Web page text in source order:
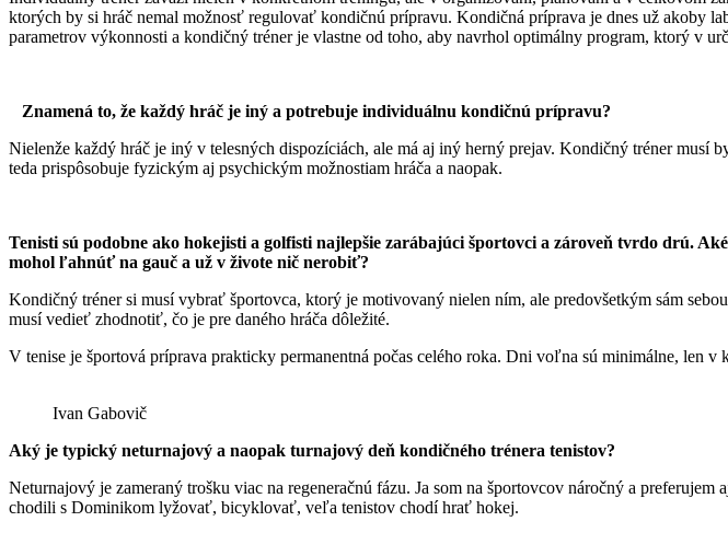
ktorých by si hráč nemal možnosť regulovať kondičnú prípravu. Kondičná príprava je dnes už akoby
parametrov výkonnosti a kondičný tréner je vlastne od toho, aby navrhol optimálny program, ktorý v
Znamená to, že každý hráč je iný a potrebuje individuálnu kondičnú prípravu?
Nielenže každý hráč je iný v telesných dispozíciách, ale má aj iný herný prejav. Kondičný tréner musí
teda prispôsobuje fyzickým aj psychickým možnostiam hráča a naopak.
Tenisti sú podobne ako hokejisti a golfisti najlepšie zarábajúci športovci a zároveň tvrdo drú.
mohol ľahnúť na gauč a už v živote nič nerobiť?
Kondičný tréner si musí vybrať športovca, ktorý je motivovaný nielen ním, ale predovšetkým sám
musí vedieť zhodnotiť, čo je pre daného hráča dôležité.
V tenise je športová príprava prakticky permanentná počas celého roka. Dni voľna sú minimálne, len v
Ivan Gabovič
Aký je typický neturnajový a naopak turnajový deň kondičného trénera tenistov?
Neturnajový je zameraný trošku viac na regeneračnú fázu. Ja som na športovcov náročný a
chodili s Dominikom lyžovať, bicyklovať, veľa tenistov chodí hrať hokej.